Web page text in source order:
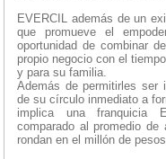
EVERCIL además de un
que promueve el
oportunidad de combinar
propio negocio con el
y para su familia.
Además de permitirles ser
de su círculo inmediato a
implica una franquicia
comparado al promedio
rondan en el millón de